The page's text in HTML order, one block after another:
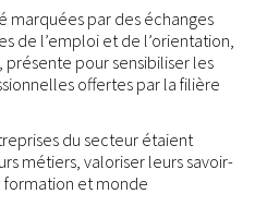
marquées par des échanges
de l’emploi et de l’orientation,
, présente pour sensibiliser les
offertes par la filière
du secteur étaient
métiers, valoriser leurs savoir-
et monde